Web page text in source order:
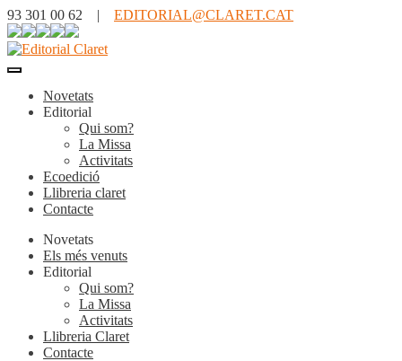
93 301 00 62 | EDITORIAL@CLARET.CAT
Novetats
Editorial
Qui som?
La Missa
Activitats
Ecoedició
Llibreria claret
Contacte
Novetats
Els més venuts
Editorial
Qui som?
La Missa
Activitats
Llibreria Claret
Contacte